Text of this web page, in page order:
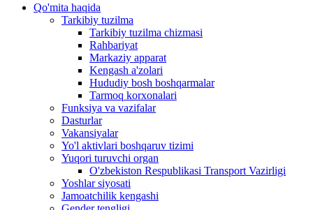
Qo'mita haqida
Tarkibiy tuzilma
Tarkibiy tuzilma chizmasi
Rahbariyat
Markaziy apparat
Kengash a'zolari
Hududiy bosh boshqarmalar
Tarmoq korxonalari
Funksiya va vazifalar
Dasturlar
Vakansiyalar
Yo'l aktivlari boshqaruv tizimi
Yuqori turuvchi organ
O'zbekiston Respublikasi Transport Vazirligi
Yoshlar siyosati
Jamoatchilik kengashi